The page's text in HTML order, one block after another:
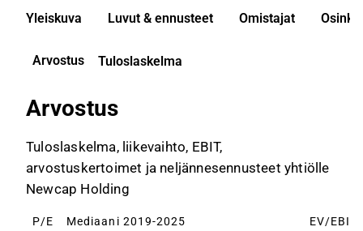
Yleiskuva Luvut & ennusteet Omistajat Osinko
Arvostus Tuloslaskelma
Arvostus
Tuloslaskelma, liikevaihto, EBIT,
arvostuskertoimet ja neljännesennusteet yhtiölle
Newcap Holding
P/E Mediaani 2019-2025 EV/EBIT